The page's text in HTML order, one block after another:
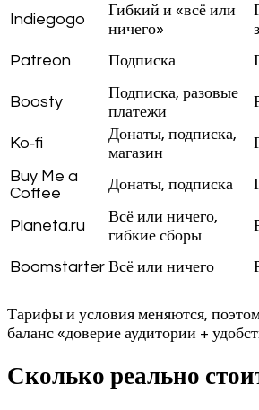
Indiegogo
Гибкий и «всё или
ничего»
Patreon
Подписка
Boosty
Подписка, разовые
платежи
Ko‑fi
Донаты, подписка,
магазин
Buy Me a
Coffee
Донаты, подписка
Planeta.ru
Всё или ничего,
гибкие сборы
Boomstarter Всё или ничего
Тарифы и условия меняются,
баланс «доверие аудитории +
Сколько реально